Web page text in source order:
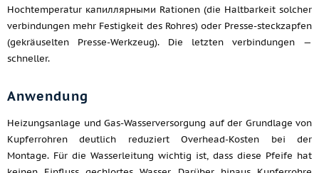
Hochtemperatur капиллярными Rationen (die Haltbarkeit solcher
verbindungen mehr Festigkeit des Rohres) oder Presse-steckzapfen
(gekräuselten Presse-Werkzeug). Die letzten verbindungen —
schneller.
Anwendung
Heizungsanlage und Gas-Wasserversorgung auf der Grundlage von
Kupferrohren deutlich reduziert Overhead-Kosten bei der
Montage. Für die Wasserleitung wichtig ist, dass diese Pfeife hat